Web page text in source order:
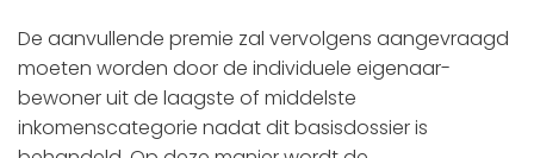
De aanvullende premie zal vervolgens aangevraagd
moeten worden door de individuele eigenaar-
bewoner uit de laagste of middelste
inkomenscategorie nadat dit basisdossier is